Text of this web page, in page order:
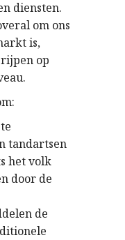
diensten.
om ons
is,
op
tandartsen
het volk
door de
de